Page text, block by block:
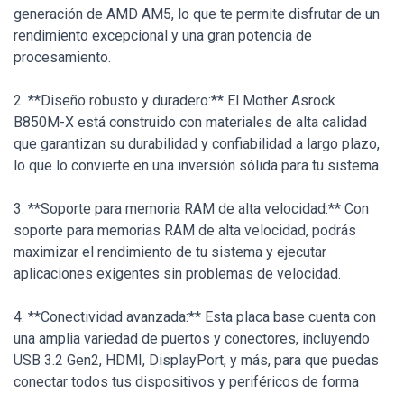
generación de AMD AM5, lo que te permite disfrutar de un
rendimiento excepcional y una gran potencia de
procesamiento.
2. **Diseño robusto y duradero:** El Mother Asrock
B850M-X está construido con materiales de alta calidad
que garantizan su durabilidad y confiabilidad a largo plazo,
lo que lo convierte en una inversión sólida para tu sistema.
3. **Soporte para memoria RAM de alta velocidad:** Con
soporte para memorias RAM de alta velocidad, podrás
maximizar el rendimiento de tu sistema y ejecutar
aplicaciones exigentes sin problemas de velocidad.
4. **Conectividad avanzada:** Esta placa base cuenta con
una amplia variedad de puertos y conectores, incluyendo
USB 3.2 Gen2, HDMI, DisplayPort, y más, para que puedas
conectar todos tus dispositivos y periféricos de forma